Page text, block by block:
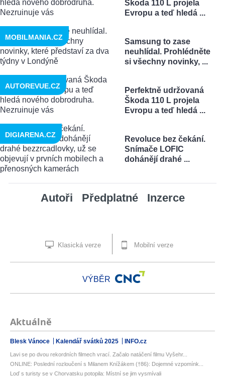
Škoda 110 L projela
Evropu a teď hledá ...
Samsung to zase
neuhlídal. Prohlédněte
si všechny novinky, ...
MOBILMANIA.CZ
Perfektně udržovaná
Škoda 110 L projela
Evropu a teď hledá ...
AUTOREVUE.CZ
Revoluce bez čekání.
Snímače LOFIC
dohánějí drahé ...
DIGIARENA.CZ
Autoři Předplatné Inzerce
Klasická verze Mobilní verze
VÝBĚR
Aktuálně
Blesk Vánoce Kalendář svátků 2025 INFO.cz
Lavi se po dvou rekordních filmech vrací. Začalo natáčení filmu Vyšehr...
ONLINE: Poslední rozloučení s Milanem Knížákem (†86): Dojemné vzpomínk...
Loď s turisty se v Chorvatsku potopila: Místní se jim vysmívali